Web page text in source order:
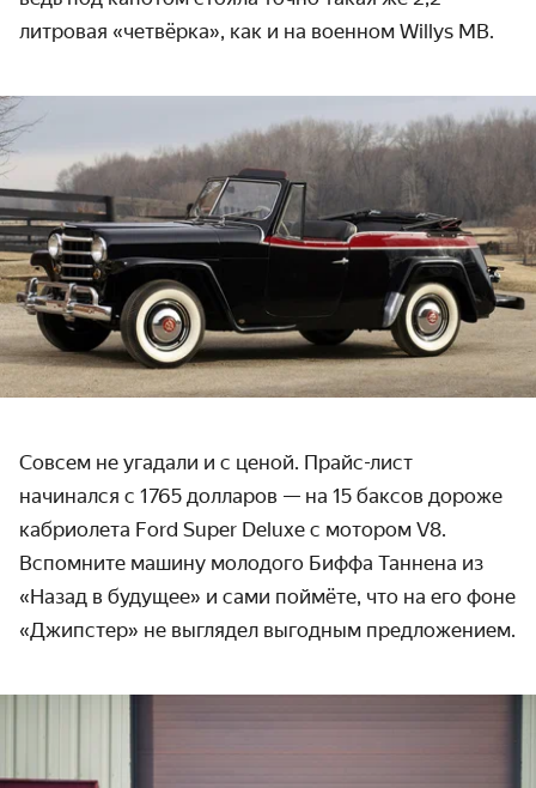
литровая «четвёрка», как и на военном Willys MB.
Совсем не угадали и с ценой. Прайс-лист
начинался с 1765 долларов — на 15 баксов дороже
кабриолета Ford Super Deluxe с мотором V8.
Вспомните машину молодого Биффа Таннена из
«Назад в будущее» и сами поймёте, что на его фоне
«Джипстер» не выглядел выгодным предложением.